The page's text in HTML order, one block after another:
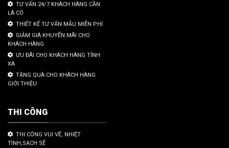
TƯ VẤN 24/7 KHÁCH HÀNG CẦN
LÀ CÓ
THIẾT KẾ TƯ VẤN MẪU MIỄN PHÍ
GIẢM GIÁ KHUYẾN MÃI CHO
KHÁCH HÀNG
ƯU ĐÃI CHO KHÁCH HÀNG TỈNH
XA
TẶNG QUÀ CHO KHÁCH HÀNG
GIỚI THIỆU
THI CÔNG
THI CÔNG VUI VẼ, NHIỆT
TÌNH,SẠCH SẼ